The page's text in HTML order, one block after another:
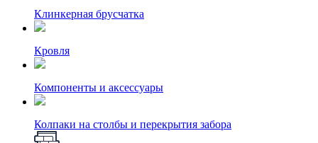
Клинкерная брусчатка
Кровля
Компоненты и аксессуары
Колпаки на столбы и перекрытия забора